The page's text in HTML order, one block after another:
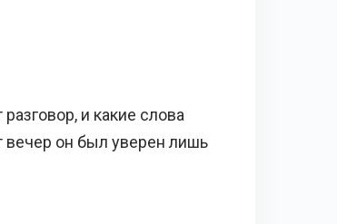
и какие слова
он был уверен лишь